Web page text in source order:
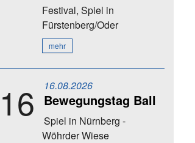
Festival, Spiel in
Fürstenberg/Oder
mehr
16 16.08.2026
Bewegungstag Ball
Spiel in Nürnberg -
Wöhrder Wiese